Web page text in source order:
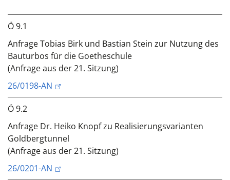
Ö 9.1
Anfrage Tobias Birk und Bastian Stein zur Nutzung des
Bauturbos für die Goetheschule
(Anfrage aus der 21. Sitzung)
26/0198-AN
Ö 9.2
Anfrage Dr. Heiko Knopf zu Realisierungsvarianten
Goldbergtunnel
(Anfrage aus der 21. Sitzung)
26/0201-AN